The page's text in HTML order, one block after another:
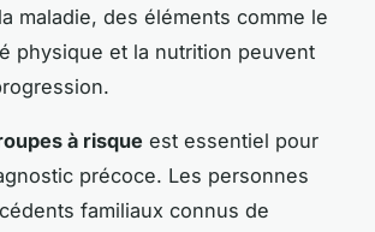
maladie, des éléments comme le
physique et la nutrition peuvent
à risque est essentiel pour
précoce. Les personnes
familiaux connus de